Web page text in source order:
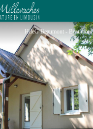
communal
HdeG Beaumont - Beaumont